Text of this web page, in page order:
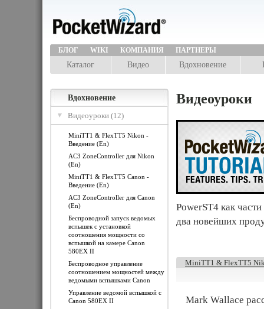
БЛОГ WIKI КОМПАНИЯ ПАРТНЕРЫ
Каталог Видео Вдохновение
Вдохновение
Видеоуроки (12)
MiniTT1 & FlexTT5 Nikon -
Введение (En)
AC3 ZoneController для Nikon
(En)
MiniTT1 & FlexTT5 Canon -
Введение (En)
AC3 ZoneController для Canon
(En)
Беспроводной запуск ведомых
вспышек с установкой
соотношения мощности со
вспышкой на камере Canon
580EX II
Беспроводное управление
соотношением мощностей между
ведомыми вспышками Canon
Управление ведомой вспышкой с
Canon 580EX II
Видеоуроки
PowerST4 как
два новейших
MiniTT1 & FlexTT5
Mark Wallace